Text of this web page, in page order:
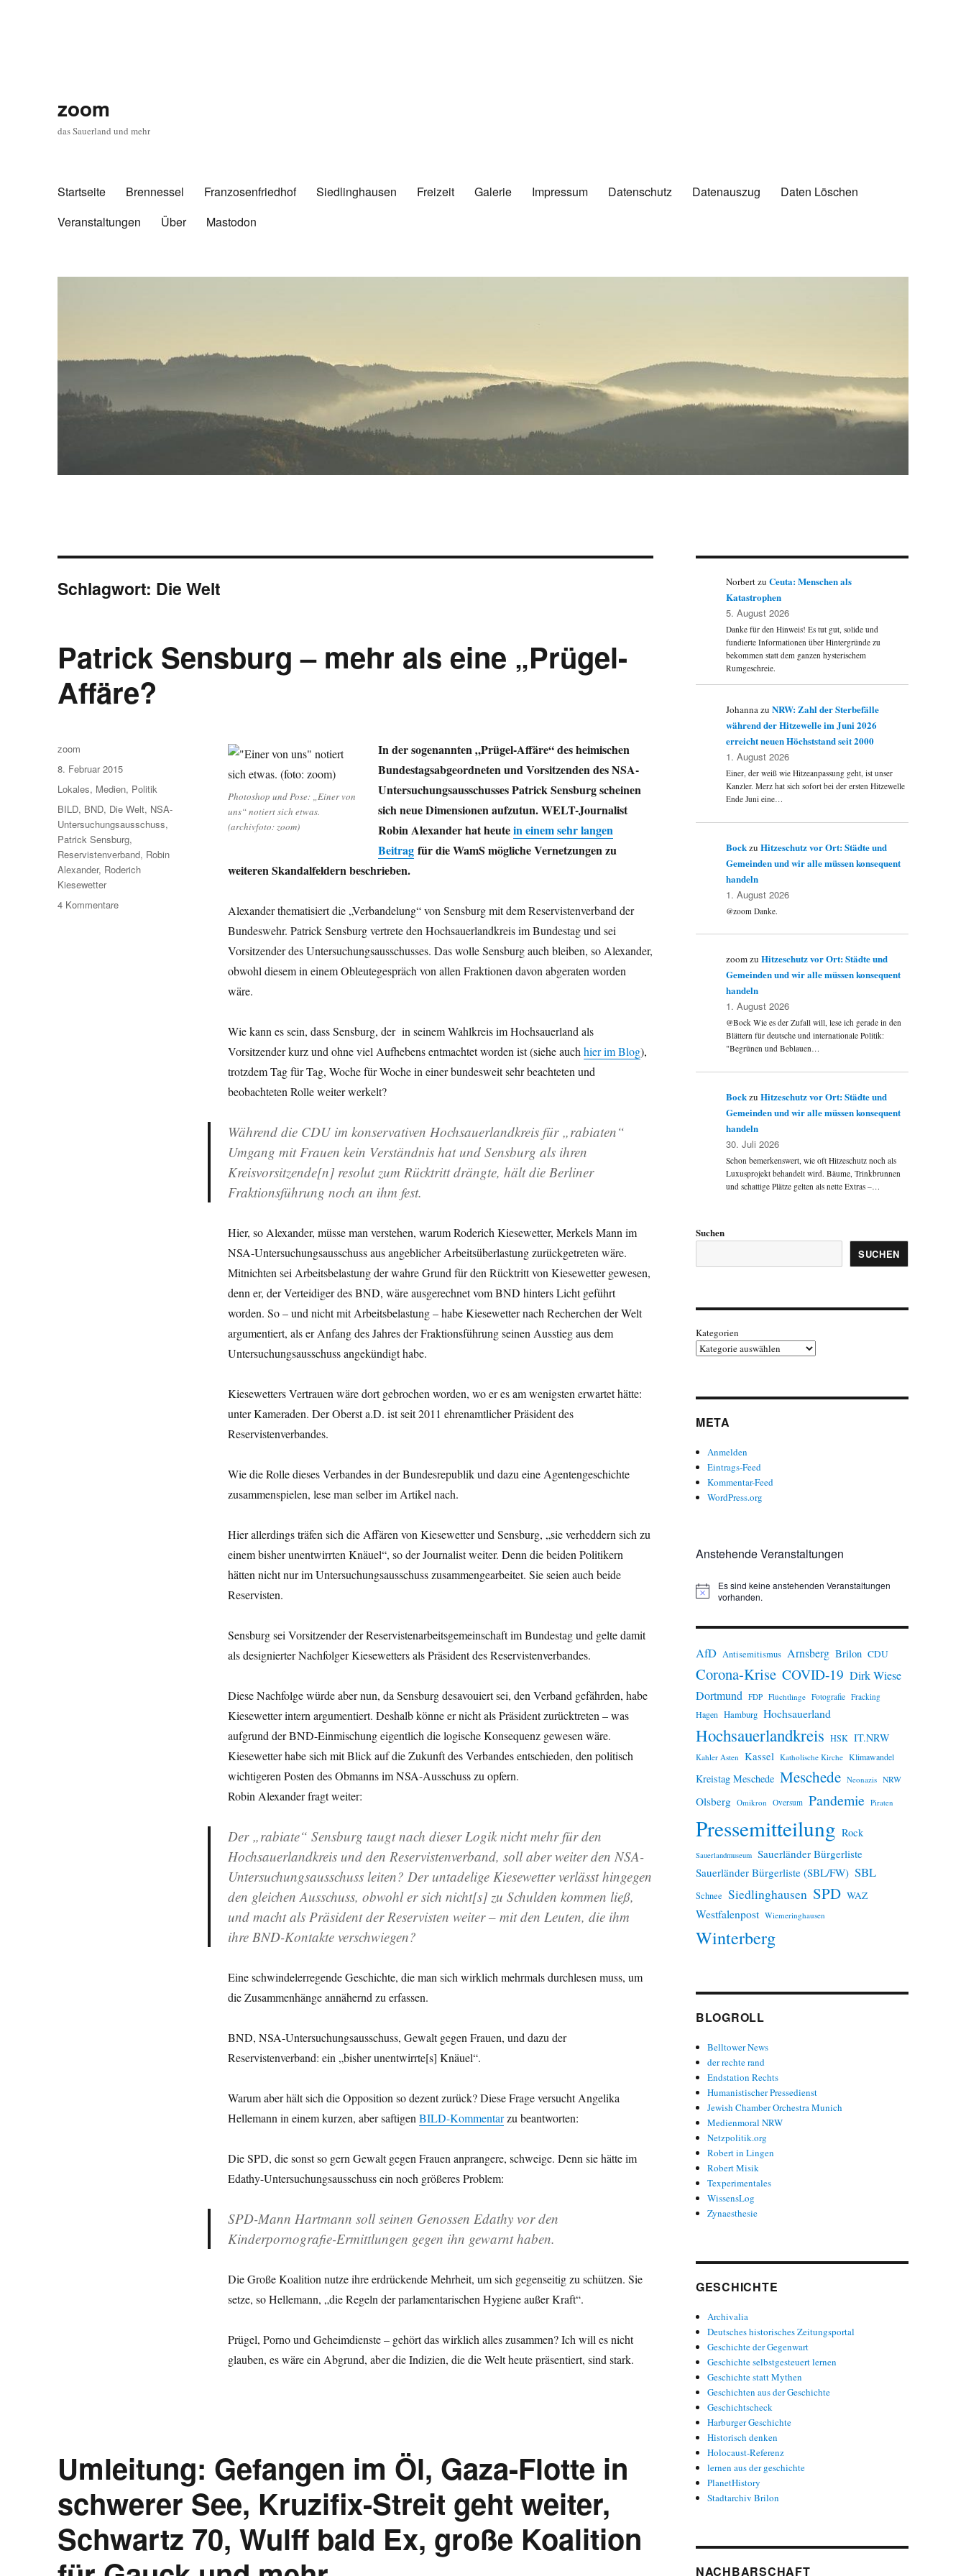
zoom
das Sauerland und mehr
Startseite Brennessel Franzosenfriedhof Siedlinghausen Freizeit Galerie Impressum Datenschutz Datenauszug
Daten Löschen
Veranstaltungen
Über Mastodon
Schlagwort: Die Welt
Patrick Sensburg – mehr als eine „Prügel-
Affäre?
Photoshop und Pose: „Einer von
uns“ notiert sich etwas.
(archivfoto: zoom)
In der sogenannten „Prügel-Affäre“ des heimischen
Bundestagsabgeordneten und Vorsitzenden des NSA-
Untersuchungsausschusses Patrick Sensburg scheinen
sich neue Dimensionen aufzutun. WELT-Journalist
Robin Alexander hat heutein einem sehr langen
Beitragfür die WamS mögliche Vernetzungen zu
weiteren Skandalfeldern beschrieben.
Alexander thematisiert die „Verbandelung“ von Sensburg mit dem Reservistenverband der
Bundeswehr. Patrick Sensburg vertrete den Hochsauerlandkreis im Bundestag und sei
Vorsitzender des Untersuchungsausschusses. Das wolle Sensburg auch bleiben, so Alexander,
obwohl diesem in einem Obleutegespräch von allen Fraktionen davon abgeraten worden
wäre.
Wie kann es sein, dass Sensburg, der in seinem Wahlkreis im Hochsauerland als
Vorsitzender kurz und ohne viel Aufhebens entmachtet worden ist (siehe auch hier im Blog),
trotzdem Tag für Tag, Woche für Woche in einer bundesweit sehr beachteten und
beobachteten Rolle weiter werkelt?
Während die CDU im konservativen Hochsauerlandkreis für „rabiaten“
Umgang mit Frauen kein Verständnis hat und Sensburg als ihren
Kreisvorsitzende[n] resolut zum Rücktritt drängte, hält die Berliner
Fraktionsführung noch an ihm fest.
Hier, so Alexander, müsse man verstehen, warum Roderich Kiesewetter, Merkels Mann im
NSA-Untersuchungsausschuss aus angeblicher Arbeitsüberlastung zurückgetreten wäre.
Mitnichten sei Arbeitsbelastung der wahre Grund für den Rücktritt von Kiesewetter gewesen,
denn er, der Verteidiger des BND, wäre ausgerechnet vom BND hinters Licht geführt
worden. So – und nicht mit Arbeitsbelastung – habe Kiesewetter nach Recherchen der Welt
argumentiert, als er Anfang des Jahres der Fraktionsführung seinen Ausstieg aus dem
Untersuchungsausschuss angekündigt habe.
Kiesewetters Vertrauen wäre dort gebrochen worden, wo er es am wenigsten erwartet hätte:
unter Kameraden. Der Oberst a.D. ist seit 2011 ehrenamtlicher Präsident des
Reservistenverbandes.
Wie die Rolle dieses Verbandes in der Bundesrepublik und dazu eine Agentengeschichte
zusammenspielen, lese man selber im Artikel nach.
Hier allerdings träfen sich die Affären von Kiesewetter und Sensburg, „sie verheddern sich zu
einem bisher unentwirrten Knäuel“, so der Journalist weiter. Denn die beiden Politikern
hätten nicht nur im Untersuchungsausschuss zusammengearbeitet. Sie seien auch beide
Reservisten.
Sensburg sei Vorsitzender der Reservistenarbeitsgemeinschaft im Bundestag und gelte damit
als designierter Nachfolger Kiesewetters als Präsident des Reservistenverbandes.
Diese Nachfolge würde aber nun, da Sensburg desavouiert sei, den Verband gefährden, habe
Kiesewetter intern argumentiert. Deshalb könne er nicht als Präsident zurücktreten – was
aufgrund der BND-Einmischung eigentlich die logische Konsequenz gewesen wäre.
Kiesewetter habe sich mit Blick auf die Zukunft des Verbandes entschieden, den politisch
wichtigeren Posten des Obmanns im NSA-Ausschuss zu opfern.
Robin Alexander fragt weiter:
Der „rabiate“ Sensburg taugt nach dieser Logik nicht mehr für den
Hochsauerlandkreis und den Reservistenverband, soll aber weiter den NSA-
Untersuchungsausschuss leiten? Der untadelige Kiesewetter verlässt hingegen
den gleichen Ausschuss, obwohl er sich nicht[s] zu Schulden kommen ließ,
und macht als Präsident der Reservisten weiter – mit den Leuten, die ihm
ihre BND-Kontakte verschwiegen?
Eine schwindelerregende Geschichte, die man sich wirklich mehrmals durchlesen muss, um
die Zusammenhänge annähernd zu erfassen.
BND, NSA-Untersuchungsausschuss, Gewalt gegen Frauen, und dazu der
Reservistenverband: ein „bisher unentwirrte[s] Knäuel“.
Warum aber hält sich die Opposition so dezent zurück? Diese Frage versucht Angelika
Hellemann in einem kurzen, aber saftigen BILD-Kommentarzu beantworten:
Die SPD, die sonst so gern Gewalt gegen Frauen anprangere, schweige. Denn sie hätte im
Edathy-Untersuchungsausschuss ein noch größeres Problem:
SPD-Mann Hartmann soll seinen Genossen Edathy vor den
Kinderpornografie-Ermittlungen gegen ihn gewarnt haben.
Die Große Koalition nutze ihre erdrückende Mehrheit, um sich gegenseitig zu schützen. Sie
setze, so Hellemann, „die Regeln der parlamentarischen Hygiene außer Kraft“.
Prügel, Porno und Geheimdienste – gehört das wirklich alles zusammen? Ich will es nicht
glauben, es wäre ein Abgrund, aber die Indizien, die die Welt heute präsentiert, sind stark.
Autor
zoom
Veröffentlicht
am
8. Februar 2015
Kategorien
Lokales, Medien, Politik
Schlagwörter
BILD, BND, Die Welt, NSA-
Untersuchungsausschuss,
Patrick Sensburg,
Reservistenverband, Robin
Alexander, Roderich
Kiesewetter
4 Kommentarezu
Umleitung: Gefangen im Öl, Gaza-Flotte in
schwerer See, Kruzifix-Streit geht weiter,
Schwartz 70, Wulff bald Ex, große Koalition
NorbertzuCeuta: Menschen als
Katastrophen
5. August 2026
Danke für den Hinweis! Es tut gut, solide und
fundierte Informationen über Hintergründe zu
bekommen statt dem ganzen hysterischem
Rumgeschreie.
JohannazuNRW: Zahl der Sterbefälle
während der Hitzewelle im Juni 2026
erreicht neuen Höchststand seit 2000
1. August 2026
Einer, der weiß wie Hitzeanpassung geht, ist unser
Kanzler. Merz hat sich sofort bei der ersten Hitzewelle
Ende Juni eine…
BockzuHitzeschutz vor Ort: Städte und
Gemeinden und wir alle müssen konsequent
handeln
1. August 2026
@zoom Danke.
zoomzuHitzeschutz vor Ort: Städte und
Gemeinden und wir alle müssen konsequent
handeln
1. August 2026
@Bock Wie es der Zufall will, lese ich gerade in den
Blättern für deutsche und internationale Politik:
"Begrünen und Beblauen…
BockzuHitzeschutz vor Ort: Städte und
Gemeinden und wir alle müssen konsequent
handeln
30. Juli 2026
Schon bemerkenswert, wie oft Hitzeschutz noch als
Luxusprojekt behandelt wird. Bäume, Trinkbrunnen
und schattige Plätze gelten als nette Extras –…
Suchen
SUCHEN
Kategorien
META
Anmelden
Eintrags-Feed
Kommentar-Feed
WordPress.org
Anstehende Veranstaltungen
H
w
Es sind keine anstehenden Veranstaltungen
vorhanden.
AfD Antisemitismus Arnsberg Brilon CDU
Corona-Krise COVID-19 Dirk Wiese
Dortmund FDP Flüchtlinge Fotografie Fracking
Hagen Hamburg Hochsauerland
Hochsauerlandkreis HSK IT.NRW
Kahler Asten Kassel Katholische Kirche Klimawandel
Kreistag Meschede Meschede Neonazis NRW
Olsberg Omikron Oversum Pandemie Piraten
Pressemitteilung Rock
Sauerlandmuseum Sauerländer Bürgerliste
Sauerländer Bürgerliste (SBL/FW) SBL
Schnee Siedlinghausen SPD WAZ
Westfalenpost Wiemeringhausen
Winterberg
BLOGROLL
Belltower News
der rechte rand
Endstation Rechts
Humanistischer Pressedienst
Jewish Chamber Orchestra Munich
Medienmoral NRW
Netzpolitik.org
Robert in Lingen
Robert Misik
Texperimentales
WissensLog
Zynaesthesie
GESCHICHTE
Archivalia
Deutsches historisches Zeitungsportal
Geschichte der Gegenwart
Geschichte selbstgesteuert lernen
Geschichte statt Mythen
Geschichten aus der Geschichte
Geschichtscheck
Harburger Geschichte
Historisch denken
Holocaust-Referenz
lernen aus der geschichte
PlanetHistory
Stadtarchiv Brilon
NACHBARSCHAFT